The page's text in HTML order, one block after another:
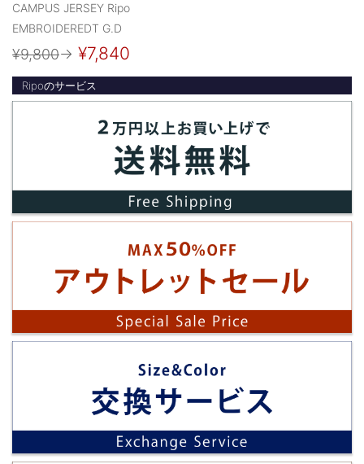
CAMPUS JERSEY Ripo
EMBROIDEREDT G.D
¥9,800→ ¥7,840
Ripoのサービス